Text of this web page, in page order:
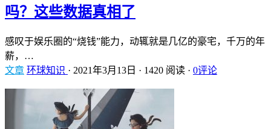
吗？这些数据真相了
感叹于娱乐圈的“烧钱”能力，动辄就是几亿的豪宅，千万的年
薪，…
文章 环球知识 · 2021年3月13日 · 1420 阅读 · 0评论